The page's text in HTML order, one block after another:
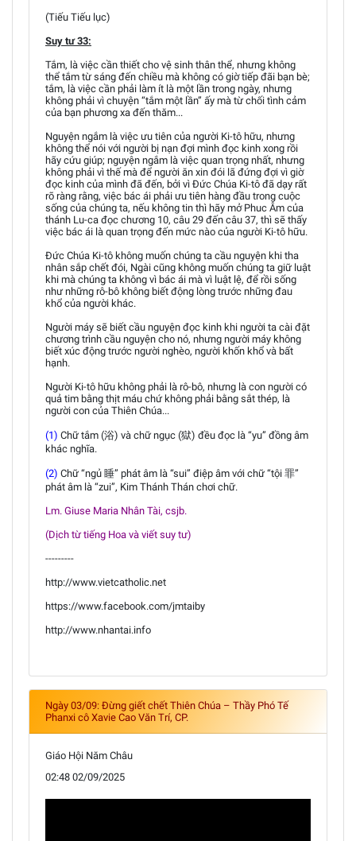
(Tiếu Tiếu lục)
Suy tư 33:
Tắm, là việc cần thiết cho vệ sinh thân thể, nhưng không
thể tắm từ sáng đến chiều mà không có giờ tiếp đãi bạn bè;
tắm, là việc cần phải làm ít là một lần trong ngày, nhưng
không phải vì chuyện “tắm một lần” ấy mà từ chối tình cảm
của bạn phương xa đến thăm...
Nguyện ngắm là việc ưu tiên của người Ki-tô hữu, nhưng
không thể nói với người bị nạn đợi mình đọc kinh xong rồi
hãy cứu giúp; nguyện ngắm là việc quan trọng nhất, nhưng
không phải vì thế mà để người ăn xin đói lã đứng đợi vì giờ
đọc kinh của mình đã đến, bởi vì Đức Chúa Ki-tô đã dạy rất
rõ ràng rằng, việc bác ái phải ưu tiên hàng đầu trong cuộc
sống của chúng ta, nếu không tin thì hãy mở Phuc Âm của
thánh Lu-ca đọc chương 10, câu 29 đến câu 37, thì sẽ thấy
việc bác ái là quan trọng đến mức nào của người Ki-tô hữu.
Đức Chúa Ki-tô không muốn chúng ta cầu nguyện khi tha
nhân sắp chết đói, Ngài cũng không muốn chúng ta giữ luật
khi mà chúng ta không vì bác ái mà vì luật lệ, để rồi sống
như những rô-bô không biết động lòng trước những đau
khổ của người khác.
Người máy sẽ biết cầu nguyện đọc kinh khi người ta cài đặt
chương trình cầu nguyện cho nó, nhưng người máy không
biết xúc động trước người nghèo, người khốn khổ và bất
hạnh.
Người Ki-tô hữu không phải là rô-bô, nhưng là con người có
quả tim bằng thịt máu chứ không phải bằng sắt thép, là
người con của Thiên Chúa...
(1) Chữ tắm (浴) và chữ ngục (獄) đều đọc là “yu” đồng âm
khác nghĩa.
(2) Chữ “ngủ 睡” phát âm là “sui” điệp âm với chữ “tội 罪”
phát âm là “zui”, Kim Thánh Thán chơi chữ.
Lm. Giuse Maria Nhân Tài, csjb.
(Dịch từ tiếng Hoa và viết suy tư)
---------
http://www.vietcatholic.net
https://www.facebook.com/jmtaiby
http://www.nhantai.info
Ngày 03/09: Đừng giết chết Thiên Chúa – Thầy Phó Tế
Phanxi cô Xavie Cao Văn Trí, CP.
Giáo Hội Năm Châu
02:48 02/09/2025